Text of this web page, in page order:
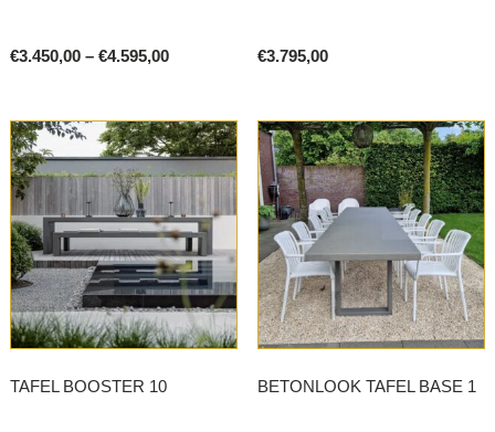
€3.450,00 – €4.595,00Price
through
€4.595,00
has
multiple
variants.
The
options
may
be
chosen
the
€3.795,00
TAFEL BOOSTER 10 BETONLOOK TAFEL BASE 1